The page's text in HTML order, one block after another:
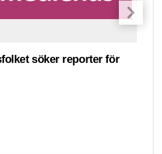
söker reporter för